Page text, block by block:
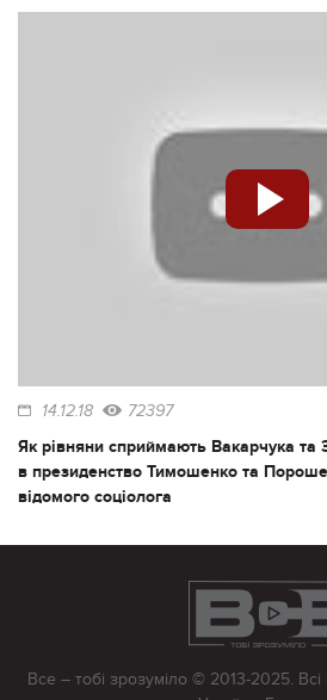
14.12.18 72397
Як рівняни сприймають Вакарчука та
в президенство Тимошенко та
відомого соціолога
Все – тобі зрозуміло © 2013-2025.